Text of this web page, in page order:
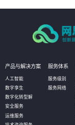
产品与解决方案
人工智能
数字孪生
数字化转型解
安全服务
运维服务
服务体系
服务级别
服务网络